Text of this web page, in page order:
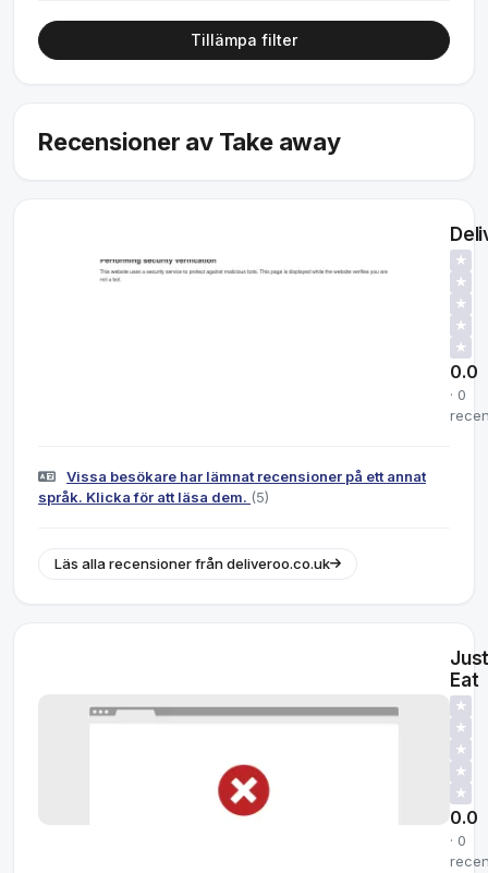
Tillämpa filter
Recensioner av Take away
★
★
★
★
★
0.0
· 0
Vissa besökare har lämnat recensioner på ett annat
språk. Klicka för att läsa dem. (5)
Läs alla recensioner från deliveroo.co.uk
Eat
★
★
★
★
★
0.0
· 0